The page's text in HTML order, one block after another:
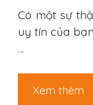
Có một sự
uy tín của
…
Xem thêm